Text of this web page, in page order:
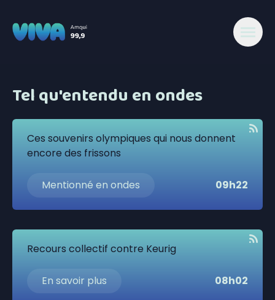
Tel qu'entendu en ondes
Ces souvenirs olympiques qui nous donnent
encore des frissons
Mentionné en ondes 09h22
Recours collectif contre Keurig
En savoir plus 08h02